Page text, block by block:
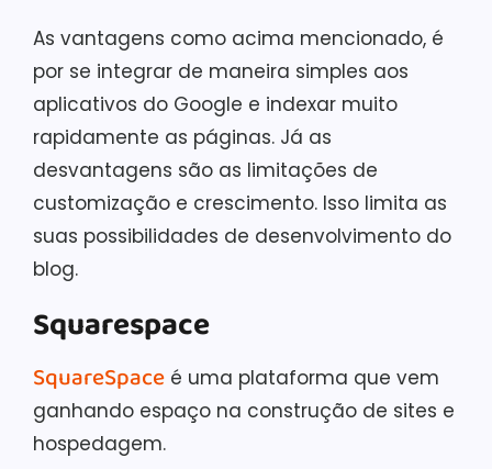
As vantagens como acima mencionado, é
por se integrar de maneira simples aos
aplicativos do Google e indexar muito
rapidamente as páginas. Já as
desvantagens são as limitações de
customização e crescimento. Isso limita as
suas possibilidades de desenvolvimento do
blog.
Squarespace
SquareSpace é uma plataforma que vem
ganhando espaço na construção de sites e
hospedagem.